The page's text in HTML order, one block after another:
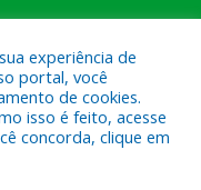
Municipal de Afuá.
experiência de
portal, você
de cookies.
isso é feito, acesse
concorda, clique em